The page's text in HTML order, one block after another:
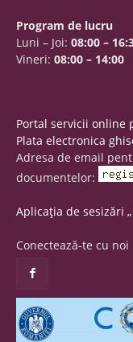
Program de lucru
Luni – Joi: 08:00 –
Vineri: 08:00 – 14:00
Portal servicii online
Plata electronica
Adresa de email
documentelor:
Aplicația de sesizări
Conectează-te cu noi